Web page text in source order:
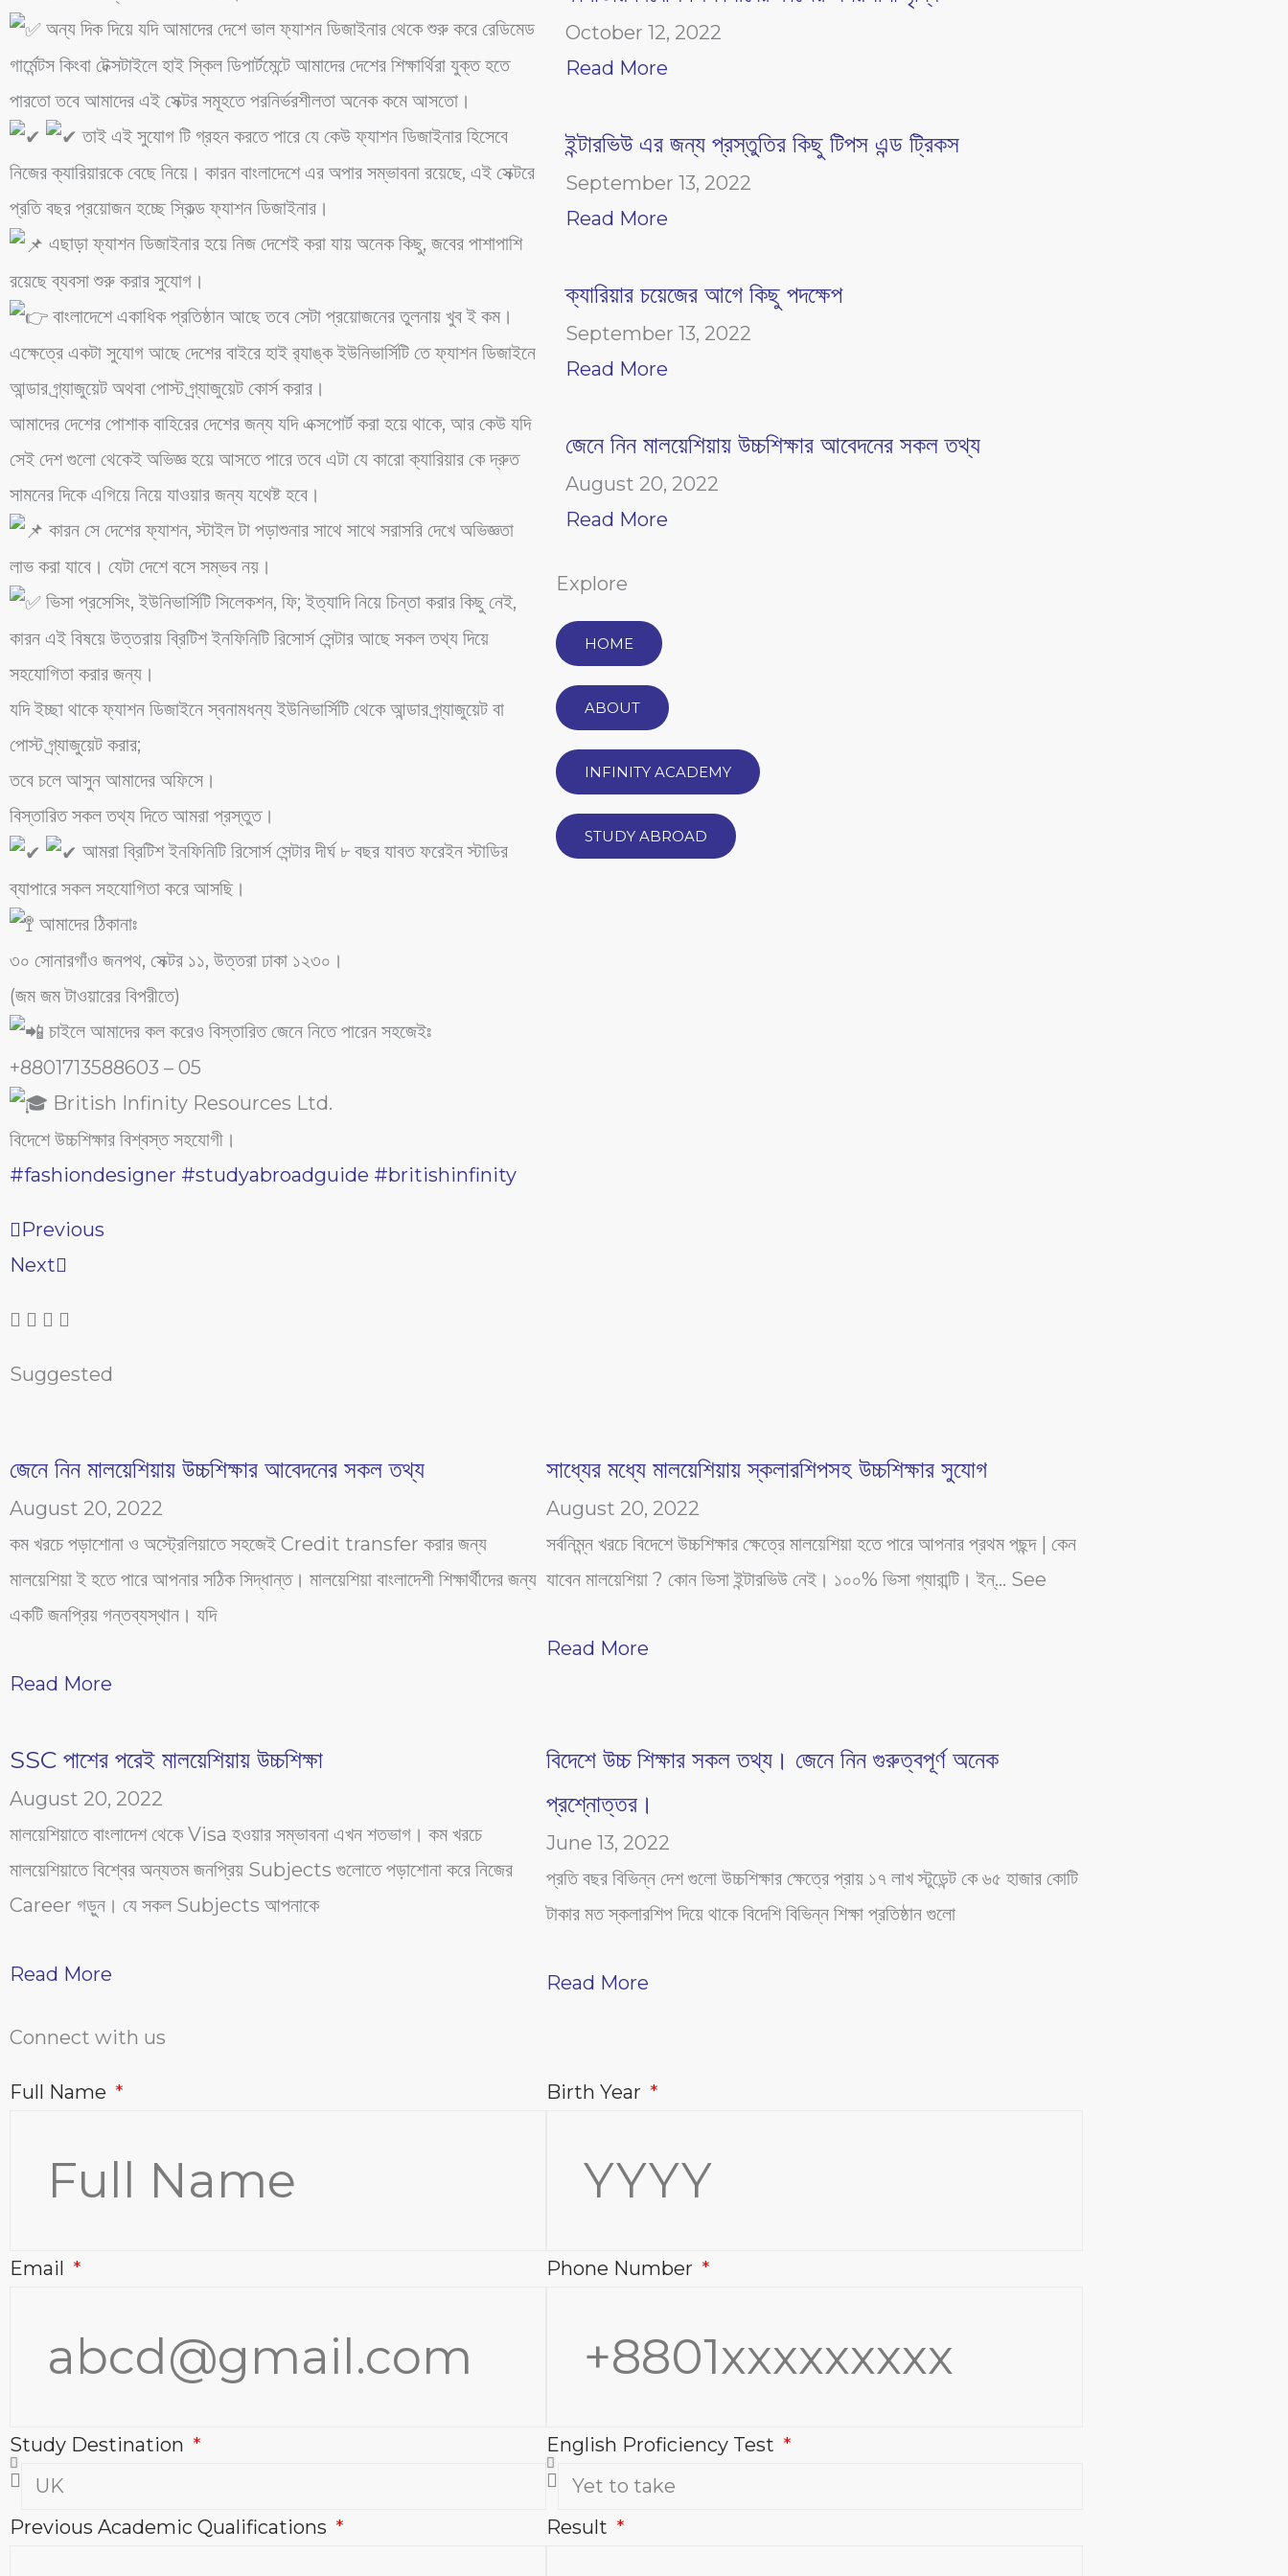
অন্য দিক দিয়ে যদি আমাদের দেশে ভাল ফ্যাশন ডিজাইনার থেকে শুরু করে রেডিমেড
গার্মেন্টস কিংবা টেক্সটাইলে হাই স্কিল ডিপার্টমেন্টে আমাদের দেশের শিক্ষার্থিরা যুক্ত হতে
পারতো তবে আমাদের এই সেক্টর সমূহতে পরনির্ভরশীলতা অনেক কমে আসতো।
তাই এই সুযোগ টি গ্রহন করতে পারে যে কেউ ফ্যাশন ডিজাইনার হিসেবে
নিজের ক্যারিয়ারকে বেছে নিয়ে। কারন বাংলাদেশে এর অপার সম্ভাবনা রয়েছে, এই সেক্টরে
প্রতি বছর প্রয়োজন হচ্ছে স্কিল্ড ফ্যাশন ডিজাইনার।
এছাড়া ফ্যাশন ডিজাইনার হয়ে নিজ দেশেই করা যায় অনেক কিছু, জবের পাশাপাশি
রয়েছে ব্যবসা শুরু করার সুযোগ।
বাংলাদেশে একাধিক প্রতিষ্ঠান আছে তবে সেটা প্রয়োজনের তুলনায় খুব ই কম।
এক্ষেত্রে একটা সুযোগ আছে দেশের বাইরে হাই র্যাঙ্ক ইউনিভার্সিটি তে ফ্যাশন ডিজাইনে
আন্ডার গ্র্যাজুয়েট অথবা পোস্ট গ্র্যাজুয়েট কোর্স করার।
আমাদের দেশের পোশাক বাহিরের দেশের জন্য যদি এক্সপোর্ট করা হয়ে থাকে, আর কেউ যদি
সেই দেশ গুলো থেকেই অভিজ্ঞ হয়ে আসতে পারে তবে এটা যে কারো ক্যারিয়ার কে দ্রুত
সামনের দিকে এগিয়ে নিয়ে যাওয়ার জন্য যথেষ্ট হবে।
কারন সে দেশের ফ্যাশন, স্টাইল টা পড়াশুনার সাথে সাথে সরাসরি দেখে অভিজ্ঞতা
লাভ করা যাবে। যেটা দেশে বসে সম্ভব নয়।
ভিসা প্রসেসিং, ইউনিভার্সিটি সিলেকশন, ফি; ইত্যাদি নিয়ে চিন্তা করার কিছু নেই,
কারন এই বিষয়ে উত্তরায় ব্রিটিশ ইনফিনিটি রিসোর্স সেন্টার আছে সকল তথ্য দিয়ে
সহযোগিতা করার জন্য।
যদি ইচ্ছা থাকে ফ্যাশন ডিজাইনে স্বনামধন্য ইউনিভার্সিটি থেকে আন্ডার গ্র্যাজুয়েট বা
পোস্ট গ্র্যাজুয়েট করার;
তবে চলে আসুন আমাদের অফিসে।
বিস্তারিত সকল তথ্য দিতে আমরা প্রস্তুত।
আমরা ব্রিটিশ ইনফিনিটি রিসোর্স সেন্টার দীর্ঘ ৮ বছর যাবত ফরেইন স্টাডির
ব্যাপারে সকল সহযোগিতা করে আসছি।
আমাদের ঠিকানাঃ
৩০ সোনারগাঁও জনপথ, সেক্টর ১১, উত্তরা ঢাকা ১২৩০।
(জম জম টাওয়ারের বিপরীতে)
চাইলে আমাদের কল করেও বিস্তারিত জেনে নিতে পারেন সহজেইঃ
+8801713588603 – 05
British Infinity Resources Ltd.
বিদেশে উচ্চশিক্ষার বিশ্বস্ত সহযোগী।
#fashiondesigner #studyabroadguide #britishinfinity
Prev
Previous
Next
Next
October 12, 2022
Read More
ইন্টারভিউ এর জন্য প্রস্তুতির কিছু টিপস এন্ড ট্রিকস
September 13, 2022
Read More
ক্যারিয়ার চয়েজের আগে কিছু পদক্ষেপ
September 13, 2022
Read More
জেনে নিন মালয়েশিয়ায় উচ্চশিক্ষার আবেদনের সকল তথ্য
August 20, 2022
Read More
Explore
HOME
ABOUT
INFINITY ACADEMY
STUDY ABROAD
Suggested
জেনে নিন মালয়েশিয়ায় উচ্চশিক্ষার আবেদনের সকল তথ্য
August 20, 2022
কম খরচে পড়াশোনা ও অস্ট্রেলিয়াতে সহজেই Credit transfer করার জন্য
মালয়েশিয়া ই হতে পারে আপনার সঠিক সিদ্ধান্ত। মালয়েশিয়া বাংলাদেশী শিক্ষার্থীদের জন্য
একটি জনপ্রিয় গন্তব্যস্থান। যদি
Read More
সাধ্যের মধ্যে মালয়েশিয়ায় স্কলারশিপসহ উচ্চশিক্ষার সুযোগ
August 20, 2022
সর্বনিম্ন্ন খরচে বিদেশে উচ্চশিক্ষার ক্ষেত্রে মালয়েশিয়া হতে পারে আপনার প্রথম পছন্দ | কেন
যাবেন মালয়েশিয়া ? কোন ভিসা ইন্টারভিউ নেই। ১০০% ভিসা গ্যারান্টি। ইন্… See
Read More
SSC পাশের পরেই মালয়েশিয়ায় উচ্চশিক্ষা
August 20, 2022
মালয়েশিয়াতে বাংলাদেশ থেকে Visa হওয়ার সম্ভাবনা এখন শতভাগ। কম খরচে
মালয়েশিয়াতে বিশ্বের অন্যতম জনপ্রিয় Subjects গুলোতে পড়াশোনা করে নিজের
Career গড়ুন। যে সকল Subjects আপনাকে
Read More
বিদেশে উচ্চ শিক্ষার সকল তথ্য। জেনে নিন গুরুত্বপূর্ণ অনেক
প্রশ্নোত্তর।
June 13, 2022
প্রতি বছর বিভিন্ন দেশ গুলো উচ্চশিক্ষার ক্ষেত্রে প্রায় ১৭ লাখ স্টুডেন্ট কে ৬৫ হাজার কোটি
টাকার মত স্কলারশিপ দিয়ে থাকে বিদেশি বিভিন্ন শিক্ষা প্রতিষ্ঠান গুলো
Read More
Connect with us
Full Name Birth Year
Email Phone Number
Study Destination English Proficiency Test
Previous Academic Qualifications Result